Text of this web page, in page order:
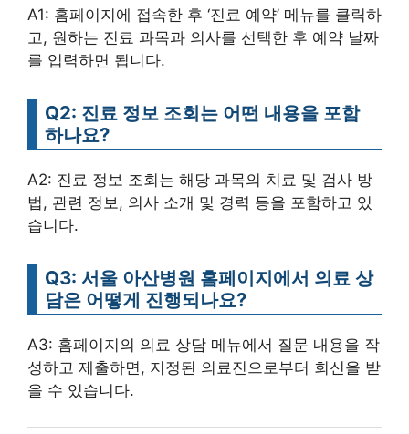
A1: 홈페이지에 접속한 후 ‘진료 예약’ 메뉴를 클릭하
고, 원하는 진료 과목과 의사를 선택한 후 예약 날짜
를 입력하면 됩니다.
Q2: 진료 정보 조회는 어떤 내용을 포함
하나요?
A2: 진료 정보 조회는 해당 과목의 치료 및 검사 방
법, 관련 정보, 의사 소개 및 경력 등을 포함하고 있
습니다.
Q3: 서울 아산병원 홈페이지에서 의료 상
담은 어떻게 진행되나요?
A3: 홈페이지의 의료 상담 메뉴에서 질문 내용을 작
성하고 제출하면, 지정된 의료진으로부터 회신을 받
을 수 있습니다.